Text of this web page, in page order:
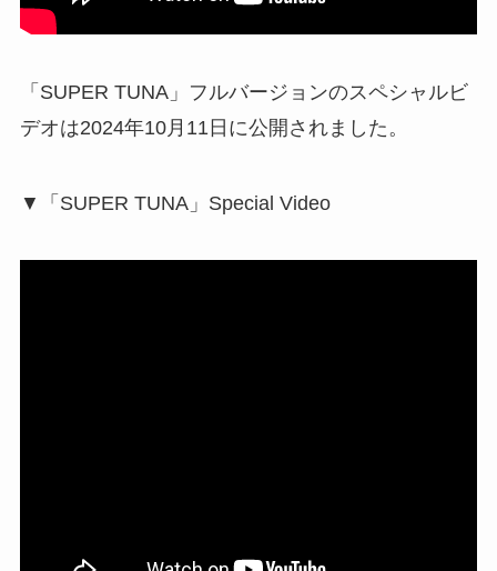
「SUPER TUNA」フルバージョンのスペシャルビ
デオは2024年10月11日に公開されました。
▼「SUPER TUNA」Special Video